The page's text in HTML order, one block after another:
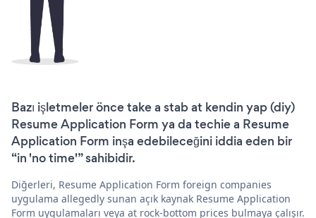
Bazı işletmeler önce take a stab at kendin yap (diy)
Resume Application Form ya da techie a Resume
Application Form inşa edebileceğini iddia eden bir
“in 'no time'” sahibidir.
Diğerleri, Resume Application Form foreign companies
uygulama allegedly sunan açık kaynak Resume Application
Form uygulamaları veya at rock-bottom prices bulmaya çalışır.